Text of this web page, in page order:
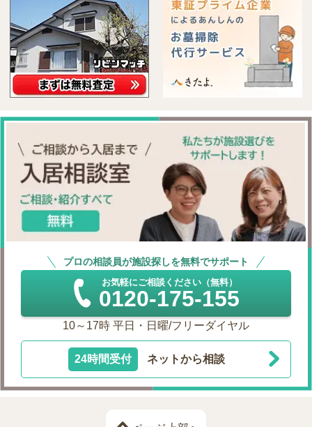
プロの相談員が施設探しを無料でサポート
お気軽にご相談ください（無料）
0120-175-155
10～17時 平日・日曜/フリーダイヤル
24時間受付 ネットから相談